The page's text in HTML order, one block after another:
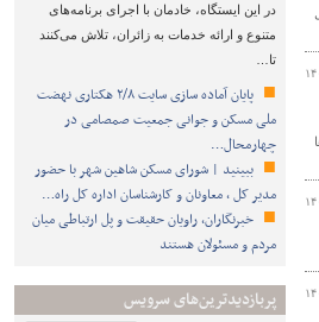
️در این ایستگاه، خادمان با اجرای برنامه‌های
متنوع و ارائه خدمات به زائران، تلاش می‌کنند
تا…
پایان آماده‌ سازی سایت ۲/۸ هکتاری نهضت
ملی مسکن و جوانی جمعیت صمصامی در
چهارمحال…
ببینید | شورای مسکن شاهین شهر با حضور
مدیر کل ، معاونان و کارشناسان اداره کل راه…
خبرنگاران، راویان حقیقت و پل ارتباطی میان
مردم و مسئولان هستند
پربازدیدترین‌های سرویس